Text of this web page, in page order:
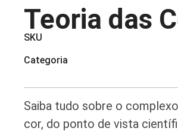
Teoria das
SKU
Categoria
Saiba tudo sobre o
cor, do ponto de vista